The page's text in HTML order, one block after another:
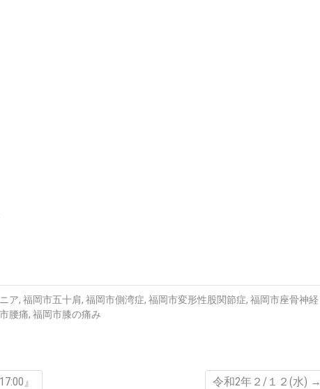
ア, 福岡市五十肩, 福岡市側湾症, 福岡市変形性股関節症, 福岡市座骨神経
腰痛, 福岡市膝の痛み
』 令和2年２/１２(水) →